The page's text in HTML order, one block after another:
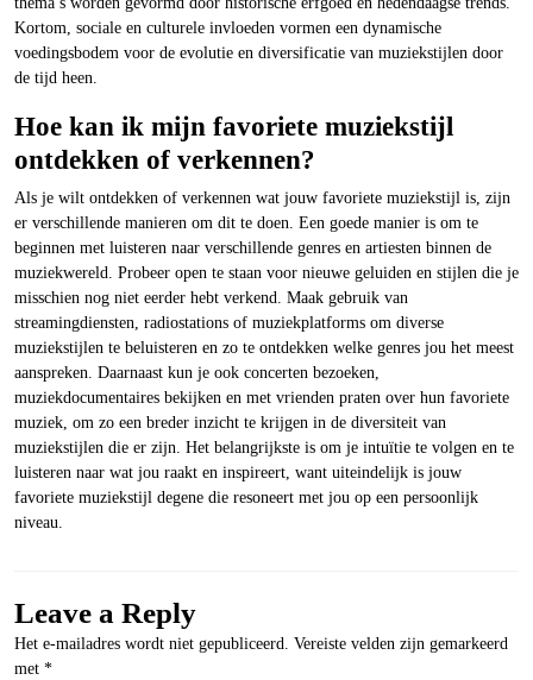
Kortom, sociale en culturele invloeden vormen een dynamische
voedingsbodem voor de evolutie en diversificatie van muziekstijlen door
de tijd heen.
Hoe kan ik mijn favoriete muziekstijl
ontdekken of verkennen?
Als je wilt ontdekken of verkennen wat jouw favoriete muziekstijl is, zijn
er verschillende manieren om dit te doen. Een goede manier is om te
beginnen met luisteren naar verschillende genres en artiesten binnen de
muziekwereld. Probeer open te staan voor nieuwe geluiden en stijlen die je
misschien nog niet eerder hebt verkend. Maak gebruik van
streamingdiensten, radiostations of muziekplatforms om diverse
muziekstijlen te beluisteren en zo te ontdekken welke genres jou het meest
aanspreken. Daarnaast kun je ook concerten bezoeken,
muziekdocumentaires bekijken en met vrienden praten over hun favoriete
muziek, om zo een breder inzicht te krijgen in de diversiteit van
muziekstijlen die er zijn. Het belangrijkste is om je intuïtie te volgen en te
luisteren naar wat jou raakt en inspireert, want uiteindelijk is jouw
favoriete muziekstijl degene die resoneert met jou op een persoonlijk
niveau.
Leave a Reply
Het e-mailadres wordt niet gepubliceerd. Vereiste velden zijn gemarkeerd
met *